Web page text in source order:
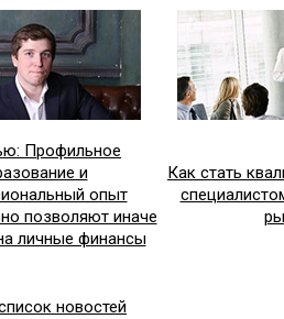
Профильное
и
опыт
позволяют иначе
личные финансы
Как стать
новостей